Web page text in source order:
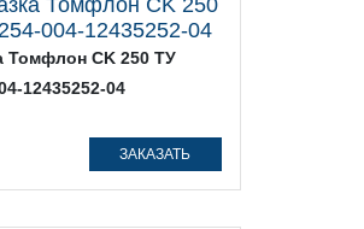
Томфлон CK 250 ТУ
12435252-04
ЗАКАЗАТЬ